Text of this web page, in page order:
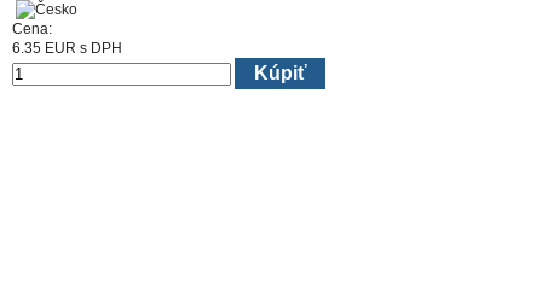
Cena:
6.35 EUR s DPH
Kúpiť